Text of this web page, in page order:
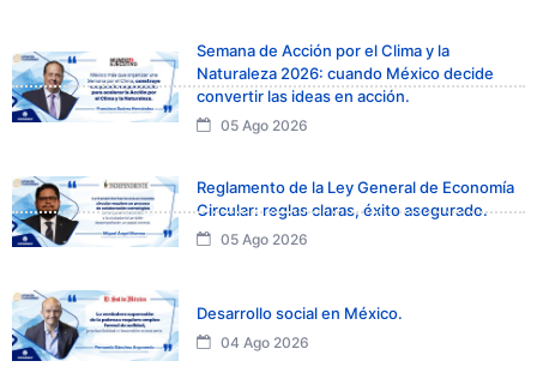
Semana de Acción por el Clima y la
Naturaleza 2026: cuando México decide
convertir las ideas en acción.
05 Ago 2026
Reglamento de la Ley General de Economía
Circular: reglas claras, éxito asegurado.
05 Ago 2026
Desarrollo social en México.
04 Ago 2026